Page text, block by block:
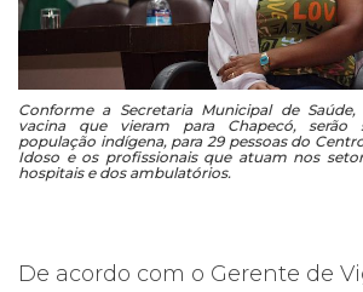
Conforme a Secretaria Municipal de
vacina que vieram para Chapecó, serão
população indígena, para 29 pessoas do
Idoso e os profissionais que atuam nos
hospitais e dos ambulatórios.
De acordo com o Gerente de